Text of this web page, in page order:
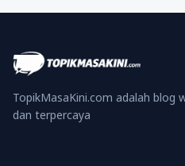
TopikMasaKini.com adalah blog
dan terpercaya